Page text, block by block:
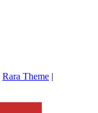
Rara Theme |